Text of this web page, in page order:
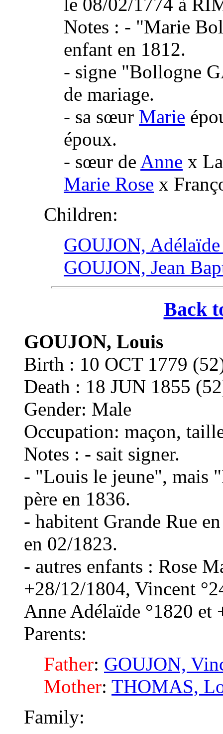
Notes : - "Marie
enfant en 1812.
- signe "Bollogne
de mariage.
- sa sœur Marie
époux.
- sœur de Anne x
Marie Rose x
Children:
GOUJON,
GOUJON, Jean
Back
GOUJON, Louis
Birth : 10 OCT 1779
Death : 18 JUN 1855
Gender: Male
Occupation: maçon,
Notes : - sait signer.
- "Louis le jeune", mais
père en 1836.
- habitent Grande Rue
en 02/1823.
- autres enfants : Rose
+28/12/1804, Vincent
Anne Adélaïde °1820 et
Parents:
Father: GOUJON,
Mother: THOMAS,
Family: